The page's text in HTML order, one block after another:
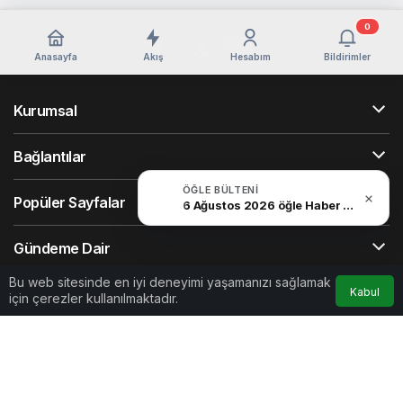
ÖĞLE BÜLTENI
6 Ağustos 2026 öğle Haber Bülteni
Bu web sitesinde en iyi deneyimi yaşamanızı sağlamak
için çerezler kullanılmaktadır.
Kabul
Anasayfa Akış Hesabım Bildirimler
0
Kurumsal
Bağlantılar
Popüler Sayfalar
Gündeme Dair
Yazarlarımız Künye Hesabım
İletişim